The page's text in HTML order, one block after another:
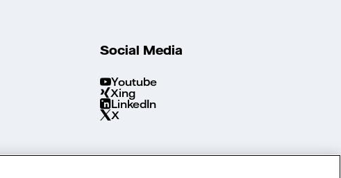
Social Media
Youtube
Xing
LinkedIn
X